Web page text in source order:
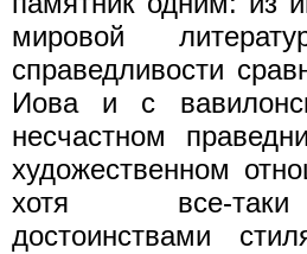
мировой
справедливости
Иова и с
несчастном
художественном
хотя все-
достоинствами